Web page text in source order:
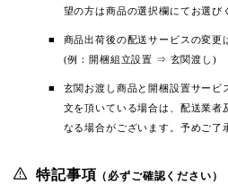
望の方は商品の選択欄にてお選び
商品出荷後の配送サービスの変更
(例：開梱組立設置 ⇒ 玄関渡し)
玄関お渡し商品と開梱設置サービ
文を頂いている場合は、配送業者
なる場合がございます。予めご了
特記事項 （必ずご確認ください）